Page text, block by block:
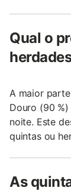
Qual o
A maior
Douro (90
noite. Este
quintas ou
As